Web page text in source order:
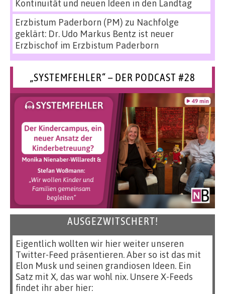
Kontinuität und neuen Ideen in den Landtag
Erzbistum Paderborn (PM) zu Nachfolge
geklärt: Dr. Udo Markus Bentz ist neuer
Erzbischof im Erzbistum Paderborn
„SYSTEMFEHLER“ – DER PODCAST #28
AUSGEZWITSCHERT!
Eigentlich wollten wir hier weiter unseren
Twitter-Feed präsentieren. Aber so ist das mit
Elon Musk und seinen grandiosen Ideen. Ein
Satz mit X, das war wohl nix. Unsere X-Feeds
findet ihr aber hier: